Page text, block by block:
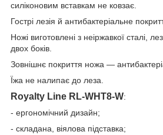
силіконовим вставкам не ковзає.
Гострі лезія й антибактеріальне
Ножі виготовлені з неіржавкої сталі,
двох боків.
Зовнішнє покриття ножа —
Їжа не налипає до леза.
Royalty Line RL-WHT8-W:
- ергономічний дизайн;
- складана, віялова підставка;